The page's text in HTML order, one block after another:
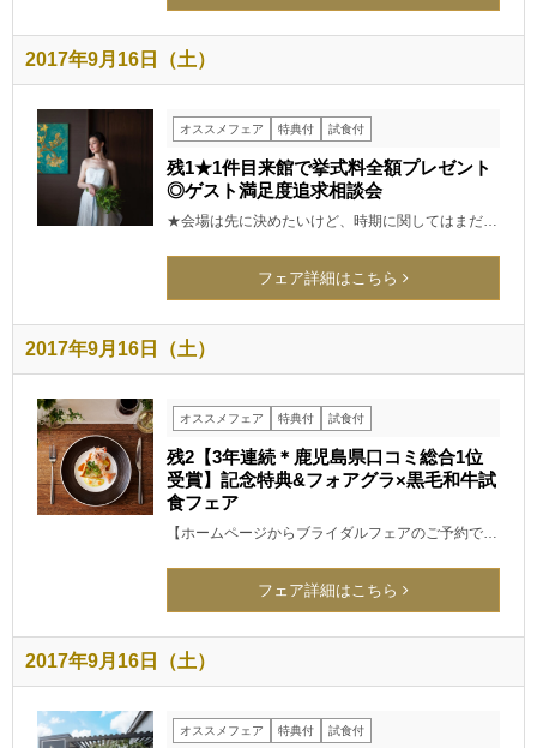
2017年9月16日（土）
オススメフェア 特典付 試食付
残1★1件目来館で挙式料全額プレゼント
◎ゲスト満足度追求相談会
★会場は先に決めたいけど、時期に関してはまだ…
フェア詳細はこちら
2017年9月16日（土）
オススメフェア 特典付 試食付
残2【3年連続＊鹿児島県口コミ総合1位
受賞】記念特典&フォアグラ×黒毛和牛試
食フェア
【ホームページからブライダルフェアのご予約で…
フェア詳細はこちら
2017年9月16日（土）
オススメフェア 特典付 試食付